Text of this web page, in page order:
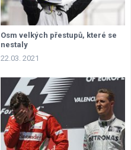
Osm velkých přestupů, které se
nestaly
22.03. 2021